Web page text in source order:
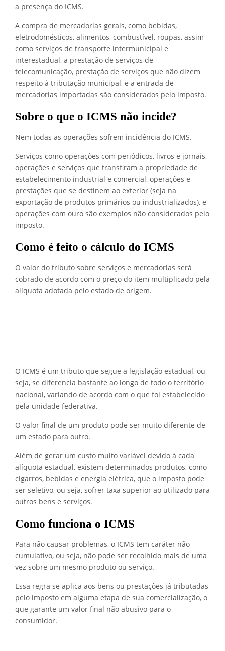
a presença do ICMS.
A compra de mercadorias gerais, como bebidas,
eletrodomésticos, alimentos, combustível, roupas, assim
como serviços de transporte intermunicipal e
interestadual, a prestação de serviços de
telecomunicação, prestação de serviços que não dizem
respeito à tributação municipal, e a entrada de
mercadorias importadas são considerados pelo imposto.
Sobre o que o ICMS não incide?
Nem todas as operações sofrem incidência do ICMS.
Serviços como operações com periódicos, livros e jornais,
operações e serviços que transfiram a propriedade de
estabelecimento industrial e comercial, operações e
prestações que se destinem ao exterior (seja na
exportação de produtos primários ou industrializados), e
operações com ouro são exemplos não considerados pelo
imposto.
Como é feito o cálculo do ICMS
O valor do tributo sobre serviços e mercadorias será
cobrado de acordo com o preço do item multiplicado pela
alíquota adotada pelo estado de origem.
O ICMS é um tributo que segue a legislação estadual, ou
seja, se diferencia bastante ao longo de todo o território
nacional, variando de acordo com o que foi estabelecido
pela unidade federativa.
O valor final de um produto pode ser muito diferente de
um estado para outro.
Além de gerar um custo muito variável devido à cada
alíquota estadual, existem determinados produtos, como
cigarros, bebidas e energia elétrica, que o imposto pode
ser seletivo, ou seja, sofrer taxa superior ao utilizado para
outros bens e serviços.
Como funciona o ICMS
Para não causar problemas, o ICMS tem caráter não
cumulativo, ou seja, não pode ser recolhido mais de uma
vez sobre um mesmo produto ou serviço.
Essa regra se aplica aos bens ou prestações já tributadas
pelo imposto em alguma etapa de sua comercialização, o
que garante um valor final não abusivo para o
consumidor.